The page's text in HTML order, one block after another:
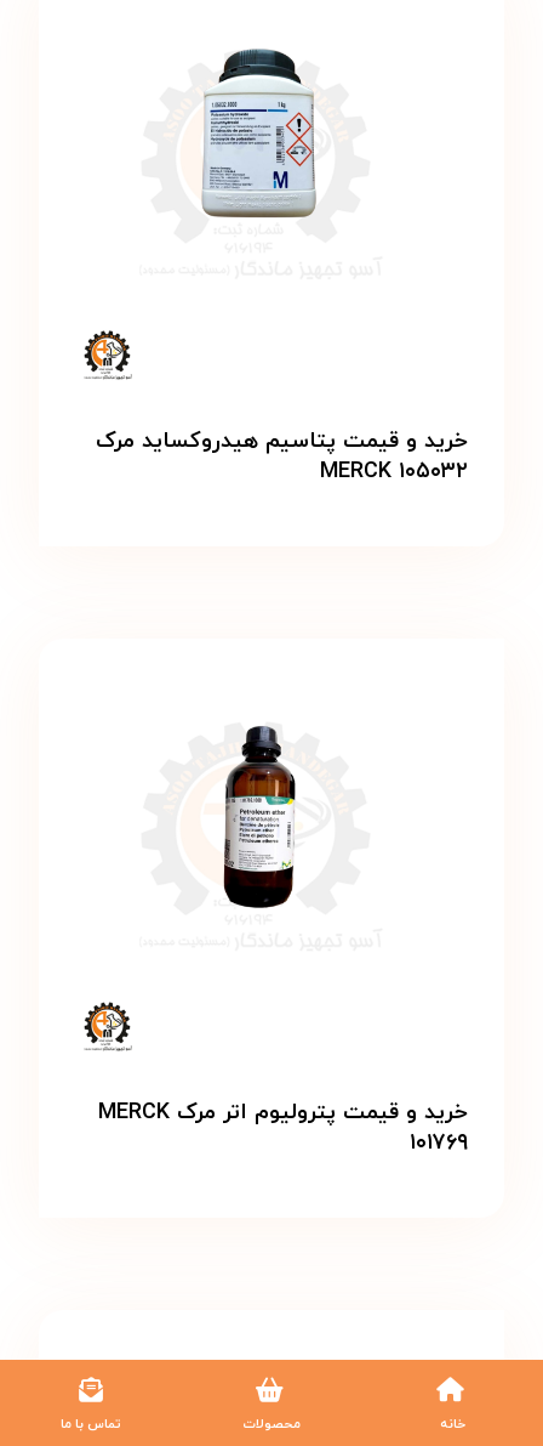
خرید و قیمت پتاسیم هیدروکساید مرک
MERCK ۱۰۵۰۳۲
خرید و قیمت پترولیوم اتر مرک MERCK
۱۰۱۷۶۹
خانه محصولات تماس با ما